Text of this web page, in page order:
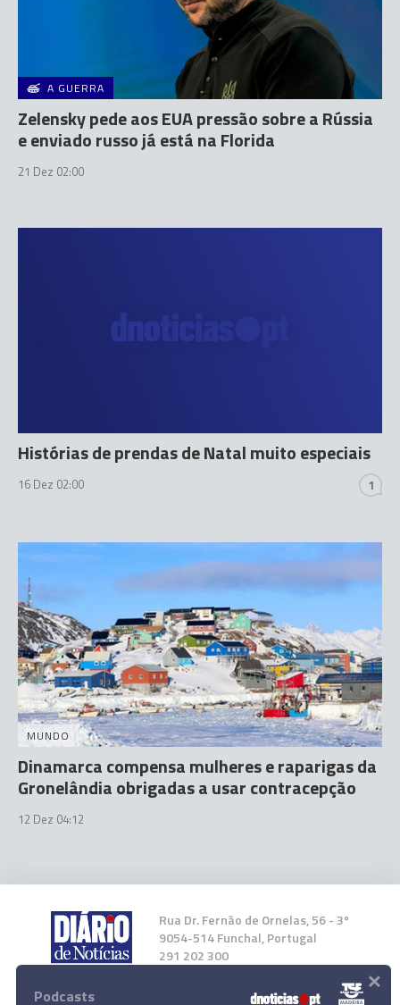
A GUERRA
Zelensky pede aos EUA pressão sobre a Rússia
e enviado russo já está na Florida
21 Dez 02:00
Histórias de prendas de Natal muito especiais
16 Dez 02:00 1
MUNDO
Dinamarca compensa mulheres e raparigas da
Gronelândia obrigadas a usar contracepção
12 Dez 04:12
Rua Dr. Fernão de Ornelas, 56 - 3º
9054-514 Funchal, Portugal
291 202 300
Instale a nossa App
Podcasts ×